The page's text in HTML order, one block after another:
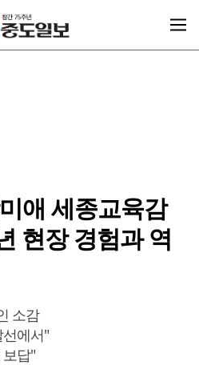
애 세종교육감
현장 경험과 역
소감
에서"
답"